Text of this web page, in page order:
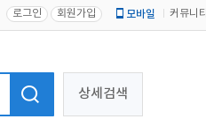
로그인 회원가입 모바일 커뮤니티
상세검색